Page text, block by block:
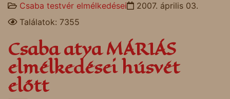
Csaba testvér elmélkedései
2007. április 03.
Találatok: 7355
Csaba atya MÁRIÁS
elmélkedései húsvét
előtt